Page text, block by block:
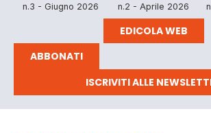
n.3 - Giugno 2026 n.2 - Aprile 2026
EDICOLA WEB
ABBONATI
ISCRIVITI ALLE